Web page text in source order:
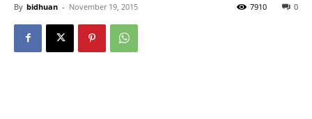
By bidhuan - November 19, 2015 0
7910